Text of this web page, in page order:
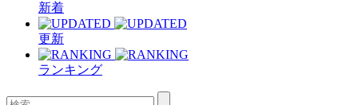
新着
更新
ランキング